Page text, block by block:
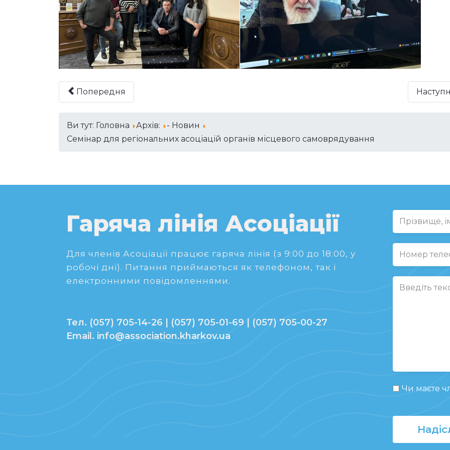
Попередня
Ви тут: Головна Архів:
- Новин
Семінар для регіональних асоціацій органів місцевого самоврядування
Гаряча лінія Асоціації
Для членів Асоціації працює гаряча лінія (з 9:00 до 18:00, у
робочі дні). Питання приймаються як телефоном, так і
електронними повідомленнями.
Тел. (057) 705-14-26 | (057) 705-01-69 | (057) 705-00-27
Email. info@association.kharkov.ua
Чи маєте